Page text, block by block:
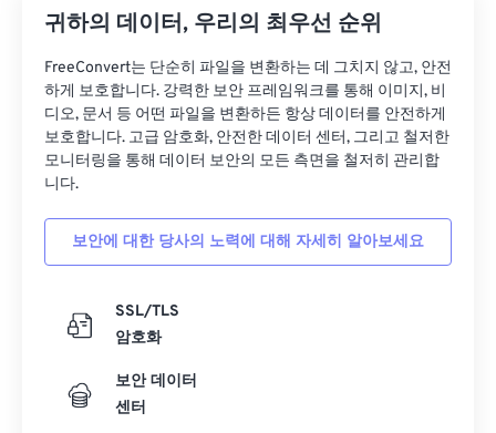
귀하의 데이터, 우리의 최우선 순위
FreeConvert는 단순히 파일을 변환하는 데 그치지 않고, 안전
하게 보호합니다. 강력한 보안 프레임워크를 통해 이미지, 비
디오, 문서 등 어떤 파일을 변환하든 항상 데이터를 안전하게
보호합니다. 고급 암호화, 안전한 데이터 센터, 그리고 철저한
모니터링을 통해 데이터 보안의 모든 측면을 철저히 관리합
니다.
보안에 대한 당사의 노력에 대해 자세히 알아보세요
SSL/TLS
암호화
보안 데이터
센터